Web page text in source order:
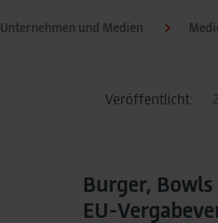
Unternehmen und Medien
Veröffentlicht:
Burger,
EU-